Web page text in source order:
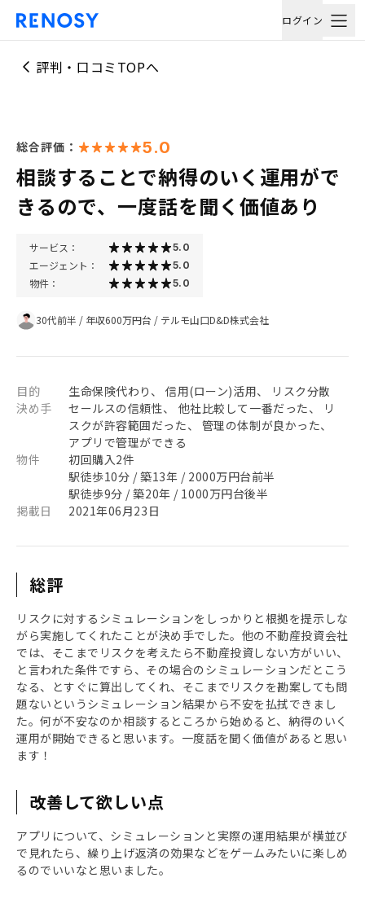
ログイン
評判・口コミTOPへ
総合評価： 5.0
相談することで納得のいく運用がで
きるので、一度話を聞く価値あり
サービス： 5.0
エージェント： 5.0
物件： 5.0
30代前半 / 年収600万円台 / テルモ山口D&D株式会社
目的
生命保険代わり、 信用(ローン)活用、 リスク分散
決め手
セールスの信頼性、 他社比較して一番だった、 リ
スクが許容範囲だった、 管理の体制が良かった、
アプリで管理ができる
物件
初回購入2件
駅徒歩10分 / 築13年 / 2000万円台前半
駅徒歩9分 / 築20年 / 1000万円台後半
掲載日
2021年06月23日
総評
リスクに対するシミュレーションをしっかりと根拠を提示しな
がら実施してくれたことが決め手でした。他の不動産投資会社
では、そこまでリスクを考えたら不動産投資しない方がいい、
と言われた条件ですら、その場合のシミュレーションだとこう
なる、とすぐに算出してくれ、そこまでリスクを勘案しても問
題ないというシミュレーション結果から不安を払拭できまし
た。何が不安なのか相談するところから始めると、納得のいく
運用が開始できると思います。一度話を聞く価値があると思い
ます！
改善して欲しい点
アプリについて、シミュレーションと実際の運用結果が横並び
で見れたら、繰り上げ返済の効果などをゲームみたいに楽しめ
るのでいいなと思いました。